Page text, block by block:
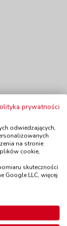
do
-
W magazynie
2 szt.
prywatności
odwiedzających,
na stronie
cookie,
skuteczności
Google LLC, więcej